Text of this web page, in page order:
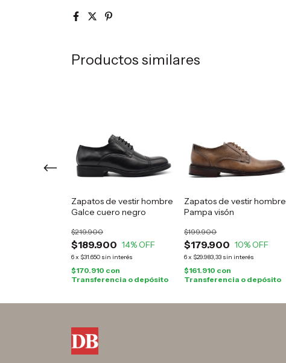
Productos similares
Zapatos de vestir hombre
Galce cuero negro
$189.900
$219.900
14% OFF
6x $31.650 sin interés
$170.910 con
Transferencia o depósito
Zapatos de vestir hombre
Pampa visón
$179.900
$199.900
10% OFF
6x $29.983,33 sin interés
$161.910 con
Transferencia o depósito